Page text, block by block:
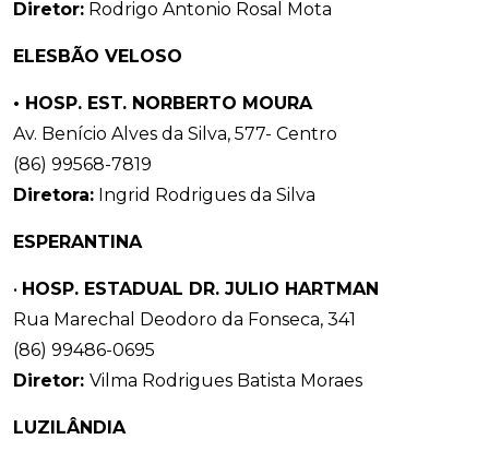
Diretor: Rodrigo Antonio Rosal Mota
ELESBÃO VELOSO
• HOSP. EST. NORBERTO MOURA
Av. Benício Alves da Silva, 577- Centro
(86) 99568-7819
Diretora: Ingrid Rodrigues da Silva
ESPERANTINA
• HOSP. ESTADUAL DR. JULIO HARTMAN
Rua Marechal Deodoro da Fonseca, 341
(86) 99486-0695
Diretor: Vilma Rodrigues Batista Moraes
LUZILÂNDIA